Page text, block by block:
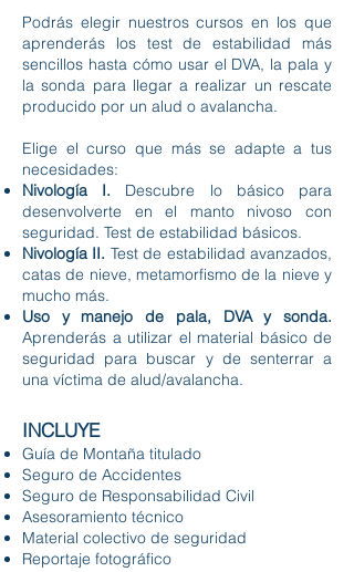
Podrás elegir nuestros cursos en los que
aprenderás los test de estabilidad más
sencillos hasta cómo usar el DVA, la pala y
la sonda para llegar a realizar un rescate
producido por un alud o avalancha.
Elige el curso que más se adapte a tus
necesidades:
Nivología I. Descubre lo básico para
desenvolverte en el manto nivoso con
seguridad. Test de estabilidad básicos.
Nivología II. Test de estabilidad avanzados,
catas de nieve, metamorfismo de la nieve y
mucho más.
Uso y manejo de pala, DVA y sonda.
Aprenderás a utilizar el material básico de
seguridad para buscar y de senterrar a
una víctima de alud/avalancha.
INCLUYE
Guía de Montaña titulado
Seguro de Accidentes
Seguro de Responsabilidad Civil
Asesoramiento técnico
Material colectivo de seguridad
Reportaje fotográfico